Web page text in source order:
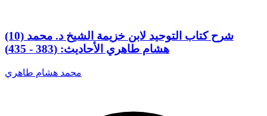
(10) شرح كتاب التوحيد لابن خزيمة الشيخ د. محمد
هشام طاهري الأحاديث: (383 - 435)
محمد هشام طاهري